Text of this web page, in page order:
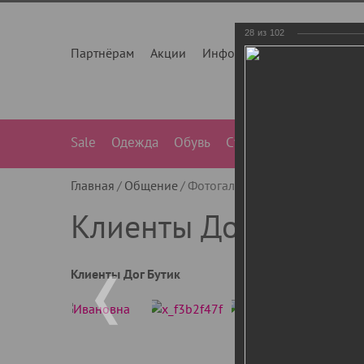
Партнёрам Акции Инфо О нас
Sale Одежда Обувь Сумки
Главная Общение Фотогалерея
Клиенты Дог Бутик
Клиенты Дог Бутик
28 из 102